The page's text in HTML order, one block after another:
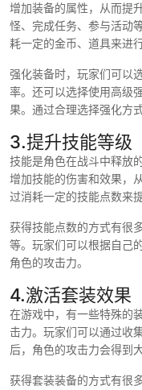
增加装备的属性，从而提
怪、完成任务、参与活动
耗一定的金币、道具来进行
强化装备时，玩家们可以
率。还可以选择使用高级
果。通过合理选择强化方
3.提升技能等级
技能是角色在战斗中释放
增加技能的伤害和效果，
过消耗一定的技能点数来
获得技能点数的方式有很
等。玩家们可以根据自己
角色的攻击力。
4.激活套装效果
在游戏中，有一些特殊的
击力。玩家们可以通过收
后，角色的攻击力会得到
获得套装装备的方式有很